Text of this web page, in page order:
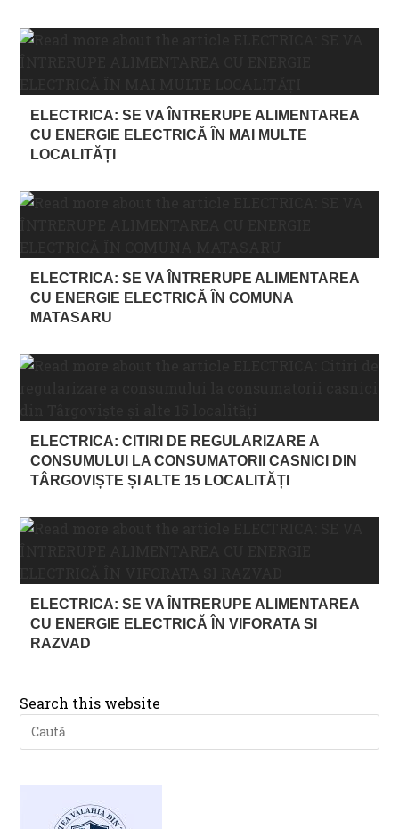
ELECTRICA: SE VA ÎNTRERUPE ALIMENTAREA
CU ENERGIE ELECTRICĂ ÎN MAI MULTE
LOCALITĂȚI
ELECTRICA: SE VA ÎNTRERUPE ALIMENTAREA
CU ENERGIE ELECTRICĂ ÎN COMUNA
MATASARU
ELECTRICA: CITIRI DE REGULARIZARE A
CONSUMULUI LA CONSUMATORII CASNICI DIN
TÂRGOVIȘTE ȘI ALTE 15 LOCALITĂȚI
ELECTRICA: SE VA ÎNTRERUPE ALIMENTAREA
CU ENERGIE ELECTRICĂ ÎN VIFORATA SI
RAZVAD
Search this website